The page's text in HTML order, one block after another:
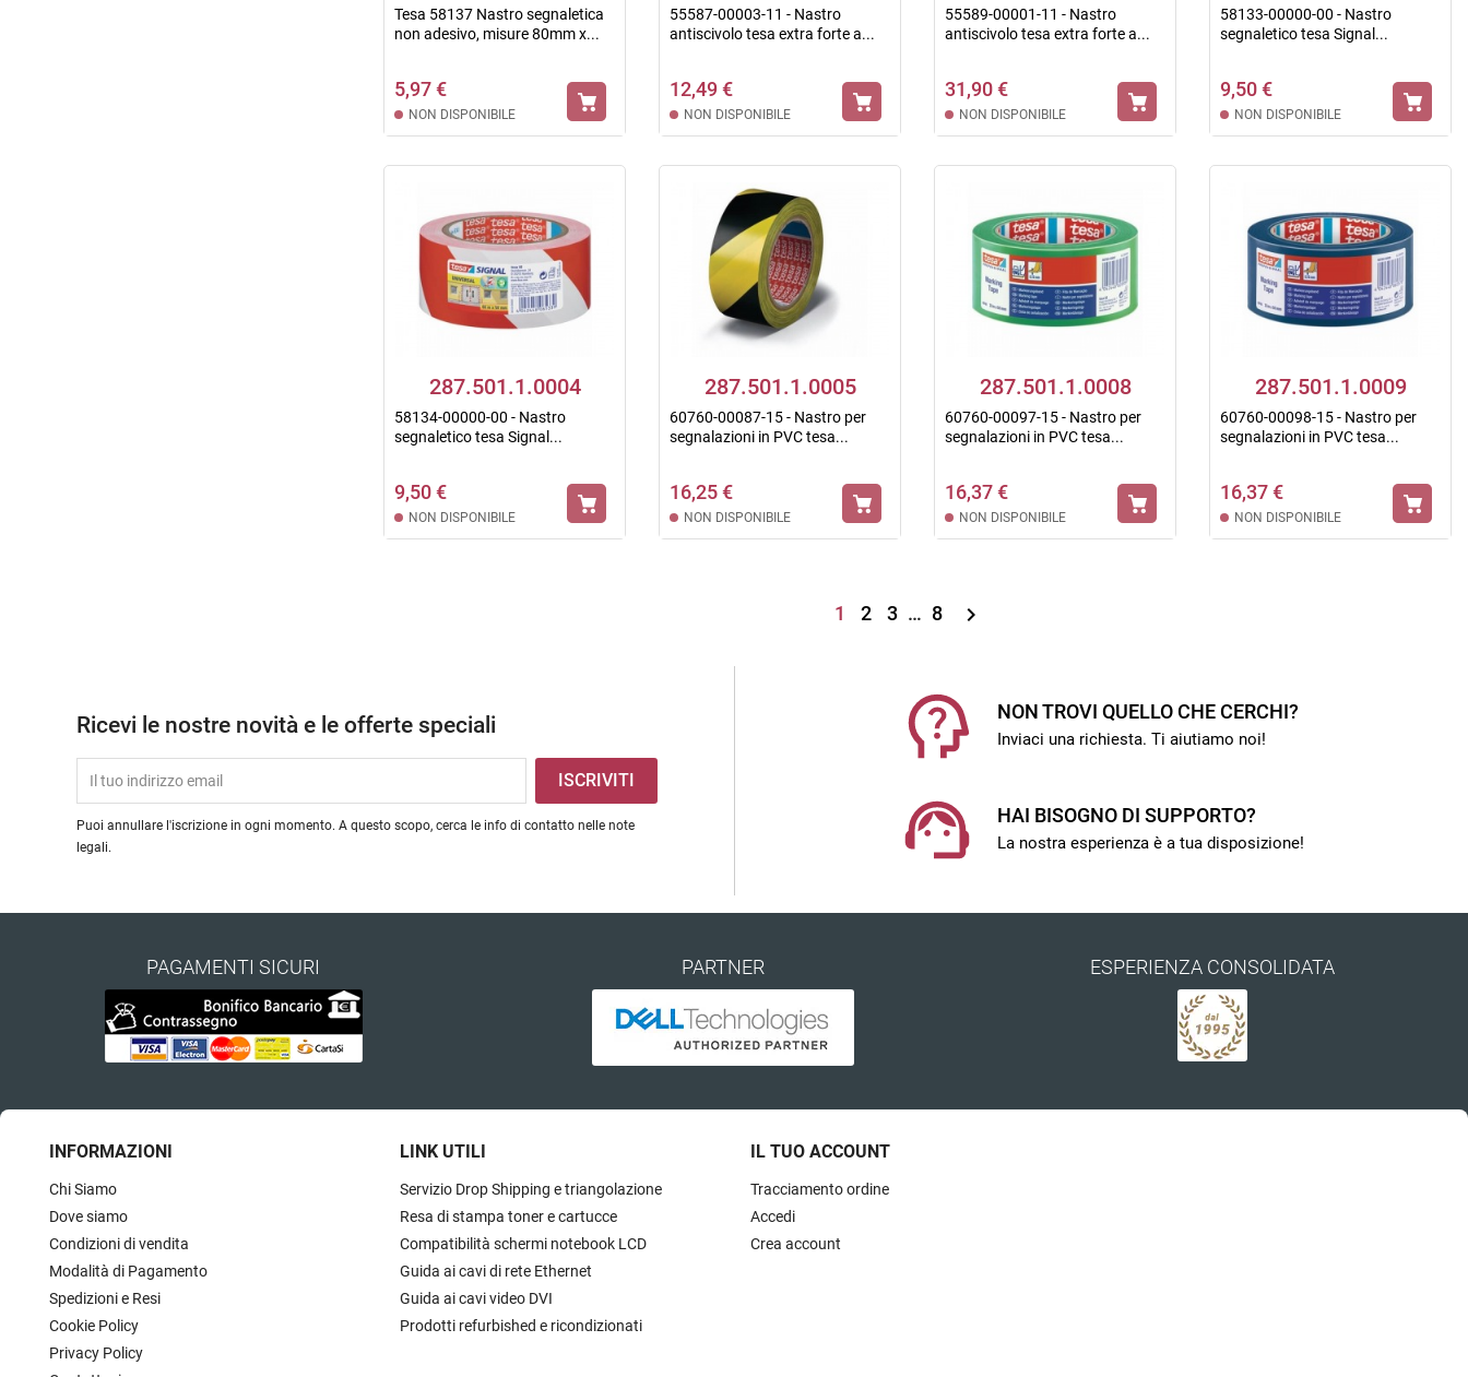
Tesa 58137 Nastro segnaletica
non adesivo, misure 80mm x...
5,97 €
NON DISPONIBILE
55587-00003-11 - Nastro
antiscivolo tesa extra forte a...
12,49 €
NON DISPONIBILE
55589-00001-11 - Nastro
antiscivolo tesa extra forte a...
31,90 €
NON DISPONIBILE
58133-00000-00 - Nastro
segnaletico tesa Signal...
9,50 €
NON DISPONIBILE
287.501.1.0004
58134-00000-00 - Nastro
segnaletico tesa Signal...
9,50 €
NON DISPONIBILE
287.501.1.0005
60760-00087-15 - Nastro per
segnalazioni in PVC tesa...
16,25 €
NON DISPONIBILE
287.501.1.0008
60760-00097-15 - Nastro per
segnalazioni in PVC tesa...
16,37 €
NON DISPONIBILE
287.501.1.0009
60760-00098-15 - Nastro per
segnalazioni in PVC tesa...
16,37 €
NON DISPONIBILE
1 2 3 … 8 
Ricevi le nostre novità e le offerte speciali
Puoi annullare l'iscrizione in ogni momento. A questo scopo, cerca le info di contatto nelle note
legali.
NON TROVI QUELLO CHE CERCHI?
Inviaci una richiesta. Ti aiutiamo noi!
HAI BISOGNO DI SUPPORTO?
La nostra esperienza è a tua disposizione!
PAGAMENTI SICURI PARTNER ESPERIENZA CONSOLIDATA
INFORMAZIONI
Chi Siamo
Dove siamo
Condizioni di vendita
Modalità di Pagamento
Spedizioni e Resi
Cookie Policy
Privacy Policy
LINK UTILI
Servizio Drop Shipping e triangolazione
Resa di stampa toner e cartucce
Compatibilità schermi notebook LCD
Guida ai cavi di rete Ethernet
Guida ai cavi video DVI
Prodotti refurbished e ricondizionati
IL TUO ACCOUNT
Tracciamento ordine
Accedi
Crea account